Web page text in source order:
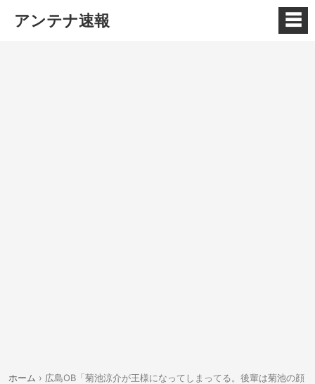
アンテナ速報 ☰
ホーム › 広島OB「菊池涼介が王様になってしまってる。後輩は菊池の顔